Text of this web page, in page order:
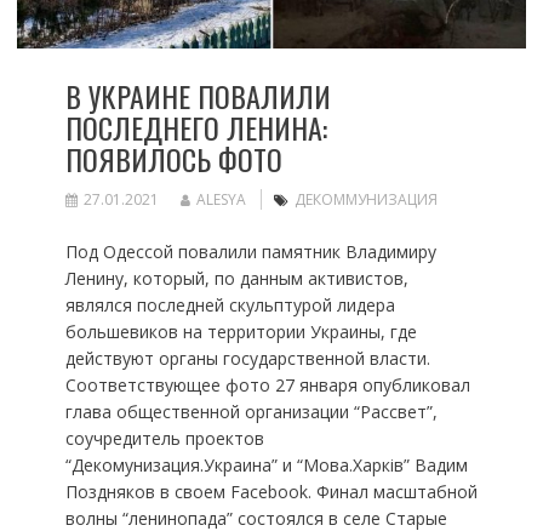
В УКРАИНЕ ПОВАЛИЛИ
ПОСЛЕДНЕГО ЛЕНИНА:
ПОЯВИЛОСЬ ФОТО
27.01.2021 ALESYA ДЕКОММУНИЗАЦИЯ
Под Одессой повалили памятник Владимиру
Ленину, который, по данным активистов,
являлся последней скульптурой лидера
большевиков на территории Украины, где
действуют органы государственной власти.
Соответствующее фото 27 января опубликовал
глава общественной организации “Рассвет”,
соучредитель проектов
“Декомунизация.Украина” и “Мова.Харків” Вадим
Поздняков в своем Facebook. Финал масштабной
волны “ленинопада” состоялся в селе Старые